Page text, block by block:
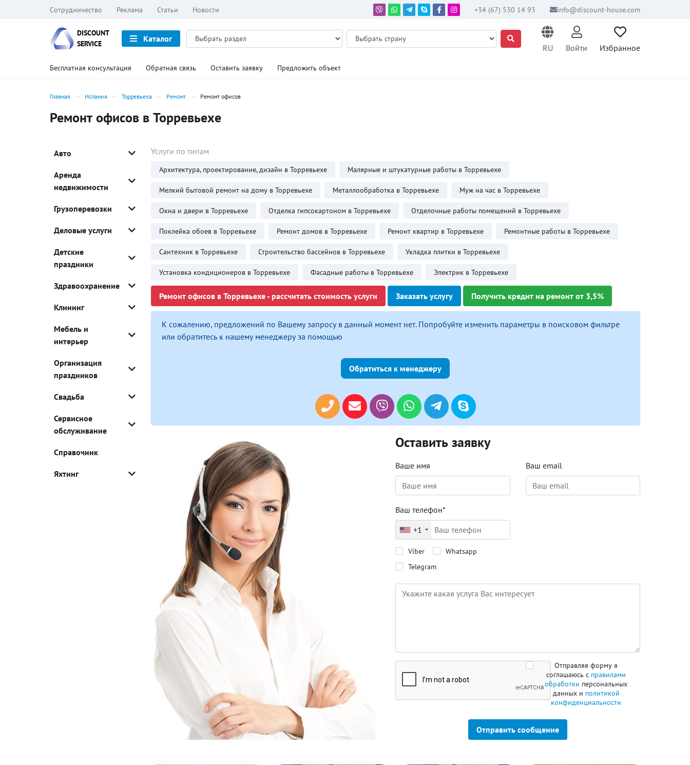
Сотрудничество Реклама Статьи Новости +34 (67) 530 14 93 info@discount-house.com
DISCOUNT
SERVICE
Каталог
RU
Войти Избранное
Бесплатная консультация Обратная связь Оставить заявку Предложить объект
Главная Испания Торревьеха Ремонт Ремонт офисов
Ремонт офисов в Торревьехе
Авто
Аренда
недвижимости
Грузоперевозки
Деловые услуги
Детские
праздники
Здравоохранение
Клининг
Мебель и
интерьер
Организация
праздников
Свадьба
Сервисное
обслуживание
Справочник
Яхтинг
Услуги по типам
Архитектура, проектирование, дизайн в Торревьехе Малярные и штукатурные работы в Торревьехе
Мелкий бытовой ремонт на дому в Торревьехе Металлообработка в Торревьехе Муж на час в Торревьехе
Окна и двери в Торревьехе Отделка гипсокартоном в Торревьехе Отделочные работы помещений в Торревьехе
Поклейка обоев в Торревьехе Ремонт домов в Торревьехе Ремонт квартир в Торревьехе Ремонтные работы в Торревьехе
Сантехник в Торревьехе Строительство бассейнов в Торревьехе Укладка плитки в Торревьехе
Установка кондиционеров в Торревьехе Фасадные работы в Торревьехе Электрик в Торревьехе
Ремонт офисов в Торревьехе - рассчитать стоимость услуги Заказать услугу Получить кредит на ремонт от 3,5%
К сожалению, предложений по Вашему запросу в данный момент нет. Попробуйте изменить параметры в поисковом фильтре
или обратитесь к нашему менеджеру за помощью
Обратиться к менеджеру
Оставить заявку
Ваше имя Ваш email
Ваш телефон*
+1
Viber
Whatsapp
Telegram
Отправляя форму я
соглашаюсь с правилами
обработки персональных
данных и политикой
конфиденциальности
Отправить сообщение